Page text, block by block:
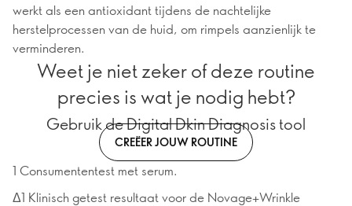
werkt als een antioxidant tijdens de nachtelijke
herstelprocessen van de huid, om rimpels aanzienlijk te
verminderen.
Weet je niet zeker of deze routine
precies is wat je nodig hebt?
Gebruik de Digital Dkin Diagnosis tool
CREËER JOUW ROUTINE
1 Consumententest met serum.
Δ1 Klinisch getest resultaat voor de Novage+Wrinkle